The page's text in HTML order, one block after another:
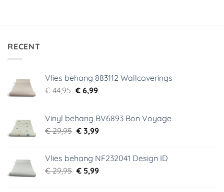
RECENT
Vlies behang 883112 Wallcoverings
€44,95 Oorspronkelijke
€ 44,95.
€6,99Huidige
€ 6,99.
Vinyl behang BV6893 Bon Voyage
€29,95 Oorspronkelijke
€ 29,95.
€3,99Huidige
€ 3,99.
Vlies behang NF232041 Design ID
€29,95 Oorspronkelijke
€5,99Huidige